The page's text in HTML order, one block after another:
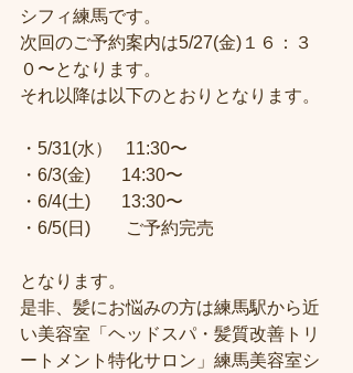
シフィ練馬です。
次回のご予約案内は5/27(金)１６：３
０〜となります。
それ以降は以下のとおりとなります。
・5/31(水）   11:30〜
・6/3(金)       14:30〜
・6/4(土)       13:30〜
・6/5(日)　　ご予約完売
となります。
是非、髪にお悩みの方は練馬駅から近
い美容室「ヘッドスパ・髪質改善トリ
ートメント特化サロン」練馬美容室シ